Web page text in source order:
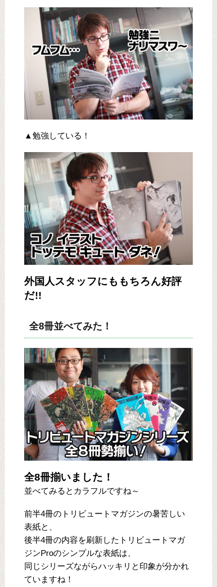
▲勉強している！
外国人スタッフにももちろん好評
だ!!
全8冊並べてみた！
全8冊揃いました！
並べてみるとカラフルですね～
前半4冊のトリビュートマガジンの暑苦しい
表紙と、
後半4冊の内容を刷新したトリビュートマガ
ジンProのシンプルな表紙は、
同じシリーズながらハッキリと印象が分かれ
ていますね！